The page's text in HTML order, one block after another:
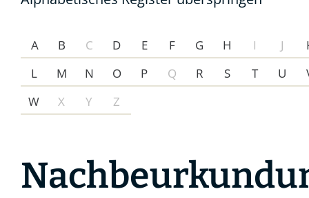
A B C D E F G H I J
L
M N O P Q R S T U
W
X Y Z